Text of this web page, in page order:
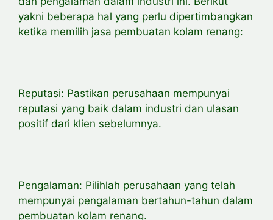
yakni beberapa hal yang perlu dipertimbangkan
ketika memilih jasa pembuatan kolam renang:
Reputasi: Pastikan perusahaan mempunyai
reputasi yang baik dalam industri dan ulasan
positif dari klien sebelumnya.
Pengalaman: Pilihlah perusahaan yang telah
mempunyai pengalaman bertahun-tahun dalam
pembuatan kolam renang.